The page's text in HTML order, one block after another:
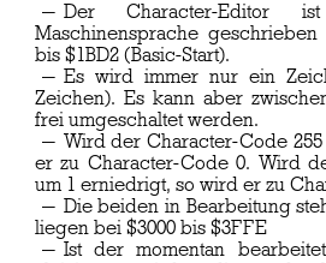
Der Character-Editor
Maschinensprache
bis $1BD2 (Basic-Start).
Es wird immer nur ein
Zeichen). Es kann aber
frei umgeschaltet werden.
Wird der Character-Code
er zu Character-Code 0. Wird
um 1 erniedrigt, so wird er zu
Die beiden in Bearbeitung
liegen bei $3000 bis $3FFE
Ist der momentan